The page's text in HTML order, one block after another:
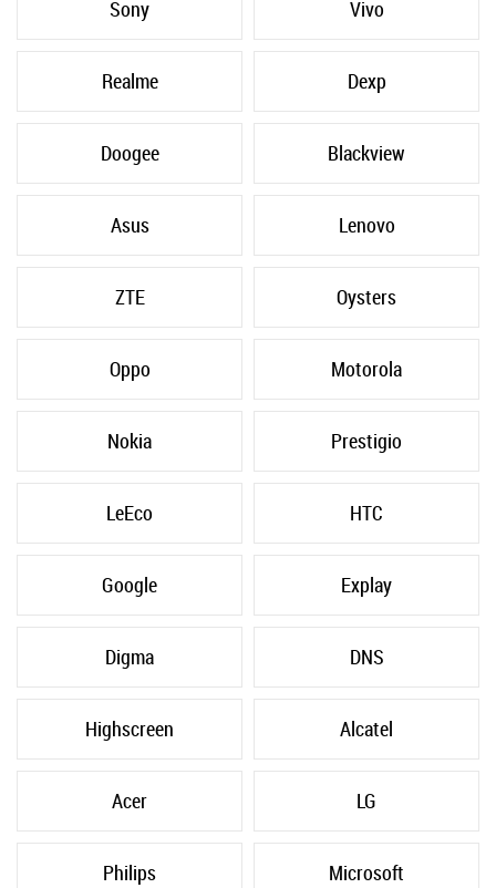
Sony Vivo
Realme Dexp
Doogee Blackview
Asus Lenovo
ZTE Oysters
Oppo Motorola
Nokia Prestigio
LeEco HTC
Google Explay
Digma DNS
Highscreen Alcatel
Acer LG
Philips Microsoft